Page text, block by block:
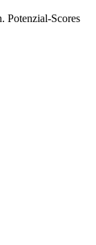
Potenzial-Scores